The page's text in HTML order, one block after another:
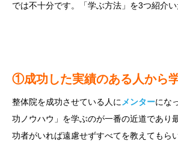
では不十分です。「学ぶ方法」を3つ紹介い
①成功した実績のある人から
整体院を成功させている人に メンターにな
功ノウハウ」を学ぶのが一番の近道であり
功者がいれば遠慮せずすべてを教えてもら